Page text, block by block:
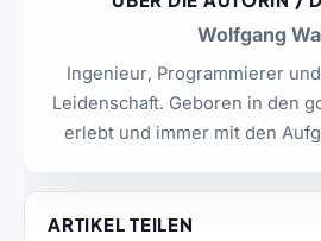
Wolfgang
Ingenieur, Programmierer
Leidenschaft. Geboren in den
erlebt und immer mit den
ARTIKEL TEILEN